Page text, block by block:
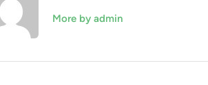
More by admin